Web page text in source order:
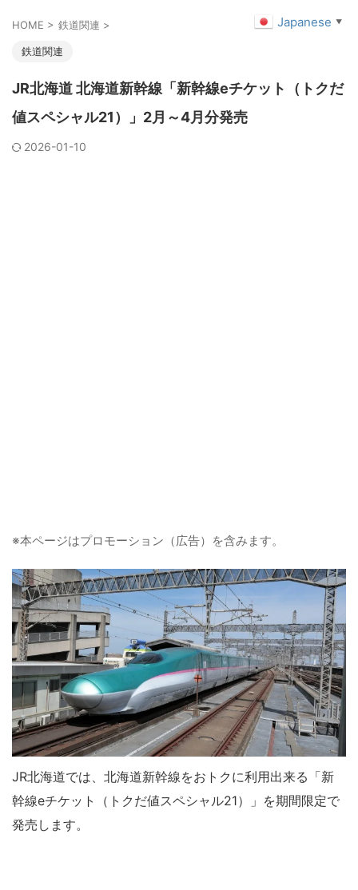
HOME > 鉄道関連 >
鉄道関連
JR北海道 北海道新幹線「新幹線eチケット（トクだ
値スペシャル21）」2月～4月分発売
2026-01-10
※本ページはプロモーション（広告）を含みます。
JR北海道では、北海道新幹線をおトクに利用出来る「新
幹線eチケット（トクだ値スペシャル21）」を期間限定で
発売します。
Japanese ▼